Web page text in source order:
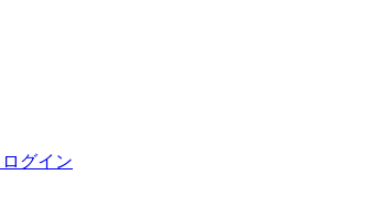
ログイン